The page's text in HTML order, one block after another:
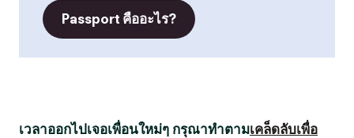
Passport คืออะไร?
เวลาออกไปเจอเพื่อนใหม่ๆ กรุณาทำตามเคล็ดลับเพื่อ